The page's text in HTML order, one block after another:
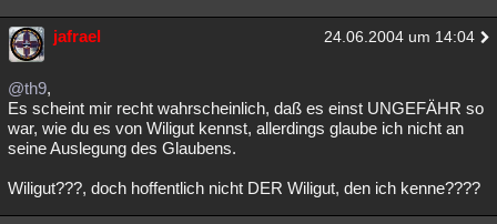
jafrael 24.06.2004 um 14:04
@th9,
Es scheint mir recht wahrscheinlich, daß es einst UNGEFÄHR so
war, wie du es von Wiligut kennst, allerdings glaube ich nicht an
seine Auslegung des Glaubens.
Wiligut???, doch hoffentlich nicht DER Wiligut, den ich kenne????